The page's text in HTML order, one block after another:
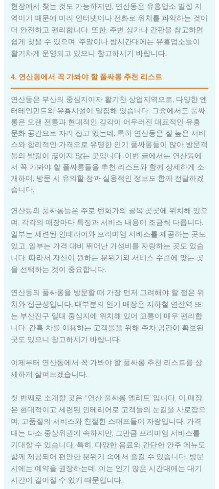
현장에서 찾는 것도 가능하지만, 연산동은 유흥업소 밀집 지
역이기 때문에 미리 인터넷이나 전화로 위치를 파악하는 것이
더 안전하고 편리합니다. 또한, 주변 상가나 간판을 참고하면
쉽게 찾을 수 있으며, 주말이나 밤시간대에는 유흥업소들이
활기차게 운영되고 있으니 참고하시기 바랍니다.
4. 연산동에서 꼭 가봐야 할 풀싸롱 추천 리스트
연산동은 부산의 중심지이자 활기찬 상업지역으로, 다양한 엔
터테인먼트와 유흥시설이 밀집해 있습니다. 그중에서도 풀싸
롱은 오랜 전통과 현대적인 감각이 어우러진 대표적인 유흥
문화 공간으로 자리 잡고 있는데, 특히 연산동은 질 높은 서비
스와 합리적인 가격으로 유명한 인기 풀싸롱들이 많아 방문객
들의 발길이 끊이지 않는 곳입니다. 이번 글에서는 연산동에
서 꼭 가봐야 할 풀싸롱들을 추천 리스트와 함께 상세하게 소
개하며, 방문 시 유의할 점과 실용적인 정보도 함께 전달하겠
습니다.
연산동의 풀싸롱들은 주로 번화가와 골목 곳곳에 위치해 있으
며, 각각의 매장마다 특징과 서비스 내용이 조금씩 다릅니다.
일부는 세련된 인테리어와 프리미엄 서비스를 제공하는 곳도
있고, 일부는 가격 대비 뛰어난 가성비를 자랑하는 곳도 있습
니다. 따라서 자신이 원하는 분위기와 서비스 수준에 맞는 곳
을 선택하는 것이 중요합니다.
연산동의 풀싸롱을 방문할 때 가장 먼저 고려해야 할 점은 위
치와 접근성입니다. 대부분의 인기 매장은 지하철 연산역 또
는 부산진구 일대 중심지에 위치해 있어 교통이 매우 편리합
니다. 간혹 차를 이용하는 고객들을 위해 주차 공간이 확보된
곳도 있으니 참고하시기 바랍니다.
이제부터 연산동에서 꼭 가봐야 할 풀싸롱 추천 리스트를 상
세하게 살펴보겠습니다.
첫 번째로 소개할 곳은 “연산 풀싸롱 엘리트”입니다. 이 매장
은 현대적이고 세련된 인테리어로 고객들의 눈길을 사로잡으
며, 고품질의 서비스와 친절한 스태프들이 자랑입니다. 가격
대는 다소 중상위권에 속하지만, 그만큼 프리미엄 서비스를
기대할 수 있습니다. 특히, 다양한 음료와 간단한 안주 메뉴도
함께 제공되어 편안한 분위기 속에서 즐길 수 있습니다. 방문
시에는 예약을 권장하는데, 이는 인기 많은 시간대에는 대기
시간이 길어질 수 있기 때문입니다.